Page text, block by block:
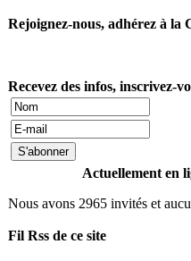
Rejoignez-nous, adhérez à la
Recevez des infos, inscrivez-
Actuellement en
Nous avons 2965 invités et
Fil Rss de ce site